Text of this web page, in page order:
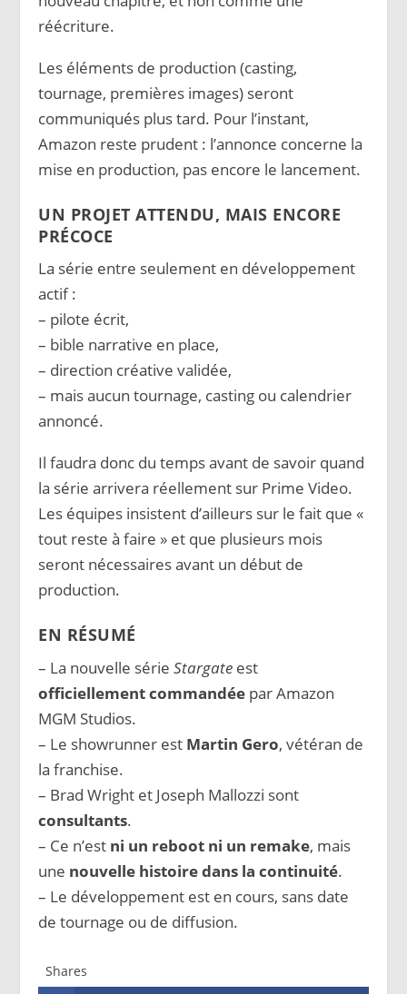
réécriture.
Les éléments de production (casting,
tournage, premières images) seront
communiqués plus tard. Pour l’instant,
Amazon reste prudent : l’annonce concerne la
mise en production, pas encore le lancement.
UN PROJET ATTENDU, MAIS ENCORE
PRÉCOCE
La série entre seulement en développement
actif :
– pilote écrit,
– bible narrative en place,
– direction créative validée,
– mais aucun tournage, casting ou calendrier
annoncé.
Il faudra donc du temps avant de savoir quand
la série arrivera réellement sur Prime Video.
Les équipes insistent d’ailleurs sur le fait que «
tout reste à faire » et que plusieurs mois
seront nécessaires avant un début de
production.
EN RÉSUMÉ
– La nouvelle sérieStargate est
officiellement commandée par Amazon
MGM Studios.
– Le showrunner est Martin Gero, vétéran de
la franchise.
– Brad Wright et Joseph Mallozzi sont
consultants.
– Ce n’est ni un reboot ni un remake, mais
une nouvelle histoire dans la continuité.
– Le développement est en cours, sans date
de tournage ou de diffusion.
Shares